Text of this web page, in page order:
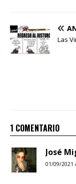
Las
1 COMENTARIO
José
01/09/2021